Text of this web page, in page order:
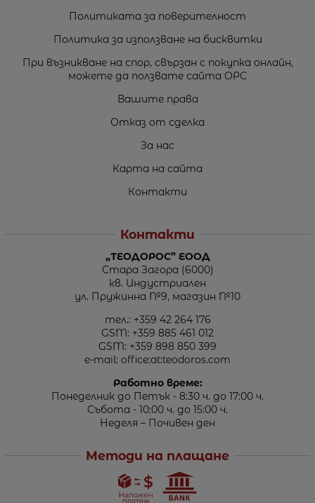
Политиката за поверителност
Политика за използване на бисквитки
При възникване на спор, свързан с покупка онлайн,
можете да ползвате сайта ОРС
Вашите права
Отказ от сделка
За нас
Карта на сайта
Контакти
Контакти
„ТЕОДОРОС” ЕООД
Стара Загора (6000)
кв. Индустриален
ул. Пружинна №9, магазин №10
тел.: +359 42 264 176
GSM: +359 885 461 012
GSM: +359 898 850 399
e-mail: office:at:teodoros.com
Работно време:
Понеделник до Петък - 8:30 ч. до 17:00 ч.
Събота - 10:00 ч. до 15:00 ч.
Неделя – Почивен ден
Методи на плащане